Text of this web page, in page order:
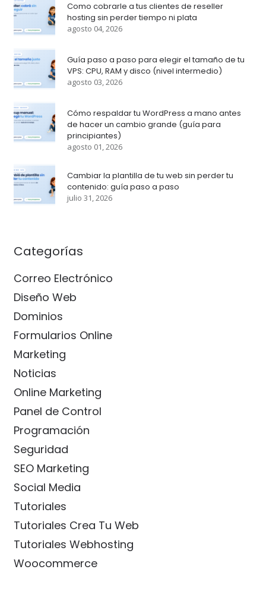
Como cobrarle a tus clientes de reseller
hosting sin perder tiempo ni plata
agosto 04, 2026
Guía paso a paso para elegir el tamaño de tu
VPS: CPU, RAM y disco (nivel intermedio)
agosto 03, 2026
Cómo respaldar tu WordPress a mano antes
de hacer un cambio grande (guía para
principiantes)
agosto 01, 2026
Cambiar la plantilla de tu web sin perder tu
contenido: guía paso a paso
julio 31, 2026
Categorías
Correo Electrónico
Diseño Web
Dominios
Formularios Online
Marketing
Noticias
Online Marketing
Panel de Control
Programación
Seguridad
SEO Marketing
Social Media
Tutoriales
Tutoriales Crea Tu Web
Tutoriales Webhosting
Woocommerce